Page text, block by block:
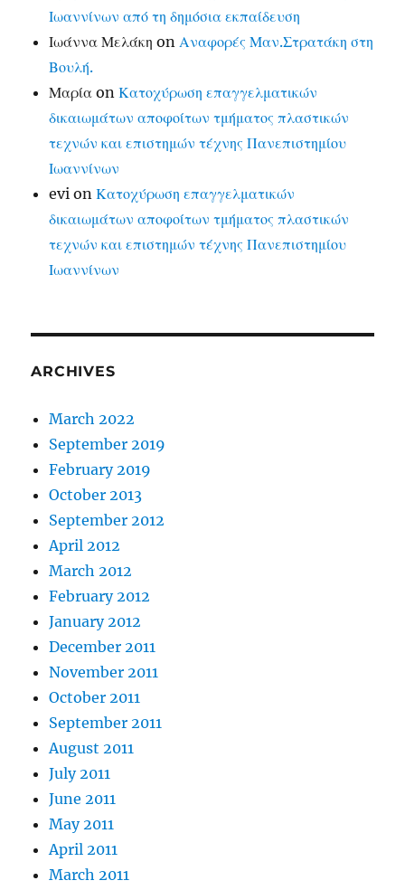
Ιωαννίνων από τη δημόσια εκπαίδευση
Ιωάννα Μελάκη onΑναφορές Μαν.Στρατάκη στη
Βουλή.
Μαρία onΚατοχύρωση επαγγελματικών
δικαιωμάτων αποφοίτων τμήματος πλαστικών
τεχνών και επιστημών τέχνης Πανεπιστημίου
Ιωαννίνων
evi onΚατοχύρωση επαγγελματικών
δικαιωμάτων αποφοίτων τμήματος πλαστικών
τεχνών και επιστημών τέχνης Πανεπιστημίου
Ιωαννίνων
ARCHIVES
March 2022
September 2019
February 2019
October 2013
September 2012
April 2012
March 2012
February 2012
January 2012
December 2011
November 2011
October 2011
September 2011
August 2011
July 2011
June 2011
May 2011
April 2011
March 2011